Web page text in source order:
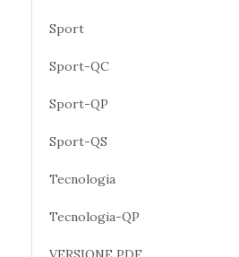
Sport
Sport-QC
Sport-QP
Sport-QS
Tecnologia
Tecnologia-QP